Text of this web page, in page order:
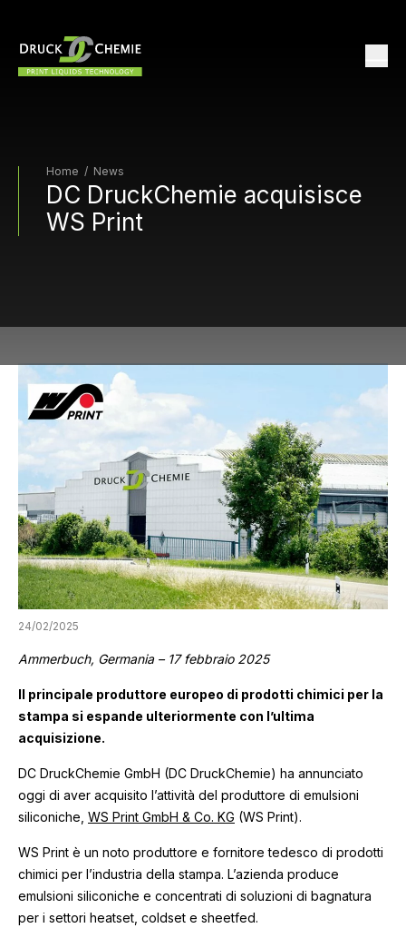
Home / News
DC DruckChemie acquisisce
WS Print
24/02/2025
Ammerbuch, Germania – 17 febbraio 2025
Il principale produttore europeo di prodotti chimici per la
stampa si espande ulteriormente con l’ultima
acquisizione.
DC DruckChemie GmbH (DC DruckChemie) ha annunciato
oggi di aver acquisito l’attività del produttore di emulsioni
siliconiche, WS Print GmbH & Co. KG (WS Print).
WS Print è un noto produttore e fornitore tedesco di prodotti
chimici per l’industria della stampa. L’azienda produce
emulsioni siliconiche e concentrati di soluzioni di bagnatura
per i settori heatset, coldset e sheetfed.